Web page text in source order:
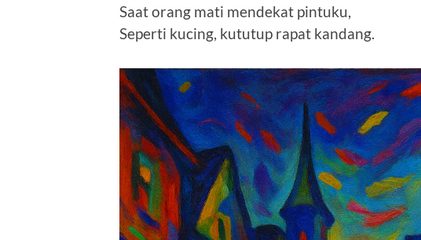
Saat orang mati mendekat pintuku,
Seperti kucing, kututup rapat kandang.